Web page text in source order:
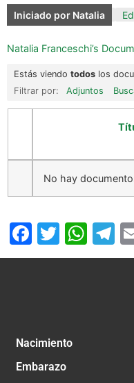
Iniciado por Natalia
Natalia Franceschi’s
Estás viendo todos los
Filtrar por:
Adjuntos
No hay
Facebook
Twitter
Nacimiento
Embarazo